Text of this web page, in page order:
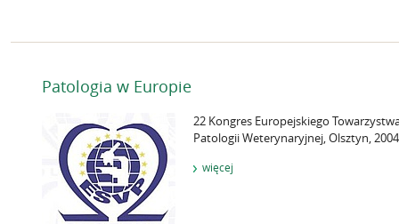
Patologia w Europie
22 Kongres Europejskiego
Patologii Weterynaryjnej, Olsztyn, 2004
więcej